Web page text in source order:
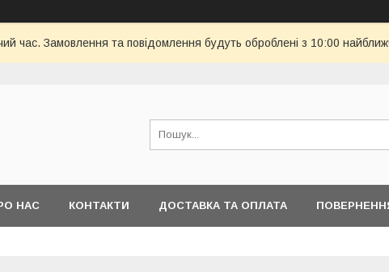
час. Замовлення та повідомлення будуть оброблені з 10:00
НАС КОНТАКТИ ДОСТАВКА ТА ОПЛАТА